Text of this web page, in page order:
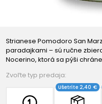
Strianese Pomodoro San
paradajkami – sú ručne
Nocerino, ktorá sa pýši
Zvoľte typ predaja:
Ušetríte 2,40 €